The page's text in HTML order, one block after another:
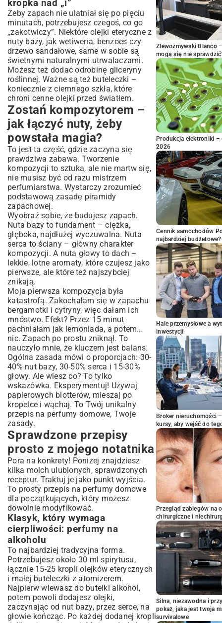
kropka nad „i”
Żeby zapach nie ulatniał się po pięciu
minutach, potrzebujesz czegoś, co go
„zakotwiczy”. Niektóre olejki eteryczne z
nuty bazy, jak wetiweria, benzoes czy
drzewo sandałowe, same w sobie są
świetnymi naturalnymi utrwalaczami.
Możesz też dodać odrobinę gliceryny
roślinnej. Ważne są też buteleczki –
koniecznie z ciemnego szkła, które
chroni cenne olejki przed światłem.
Zostań kompozytorem –
jak łączyć nuty, żeby
powstała magia?
To jest ta część, gdzie zaczyna się
prawdziwa zabawa. Tworzenie
kompozycji to sztuka, ale nie martw się,
nie musisz być od razu mistrzem
perfumiarstwa. Wystarczy zrozumieć
podstawową zasadę piramidy
zapachowej.
Wyobraź sobie, że budujesz zapach.
Nuta bazy to fundament – ciężka,
głęboka, najdłużej wyczuwalna. Nuta
serca to ściany – główny charakter
kompozycji. A nuta głowy to dach –
lekkie, lotne aromaty, które czujesz jako
pierwsze, ale które też najszybciej
znikają.
Moja pierwsza kompozycja była
katastrofą. Zakochałam się w zapachu
bergamotki i cytryny, więc dałam ich
mnóstwo. Efekt? Przez 15 minut
pachniałam jak lemoniada, a potem…
nic. Zapach po prostu zniknął. To
nauczyło mnie, że kluczem jest balans.
Ogólna zasada mówi o proporcjach: 30-
40% nut bazy, 30-50% serca i 15-30%
głowy. Ale wiesz co? To tylko
wskazówka. Eksperymentuj! Używaj
papierowych blotterów, mieszaj po
kropelce i wąchaj. To Twój unikalny
przepis na perfumy domowe, Twoje
zasady.
Sprawdzone przepisy
prosto z mojego notatnika
Pora na konkrety! Poniżej znajdziesz
kilka moich ulubionych, sprawdzonych
receptur. Traktuj je jako punkt wyjścia.
To prosty przepis na perfumy domowe
dla początkujących, który możesz
dowolnie modyfikować.
Klasyk, który wymaga
cierpliwości: perfumy na
alkoholu
To najbardziej tradycyjna forma.
Potrzebujesz około 30 ml spirytusu,
łącznie 15-25 kropli olejków eterycznych
i małej buteleczki z atomizerem.
Najpierw wlewasz do butelki alkohol,
potem powoli dodajesz olejki,
zaczynając od nut bazy, przez serce, na
głowie kończąc. Po każdej dodanej kropli
Zlewozmywaki Blanco
mogą się nie
Produkcja elektroniki –
2026
Cennik samochodów
najbardziej budżetowe?
Hale przemysłowe a
inwestycji
Broker nieruchomości
kursy, aby wejść do
Przegląd zabiegów na
chirurgiczne i
Silna, niezawodna i
pokaż, jaka jest twoja
survivalowe